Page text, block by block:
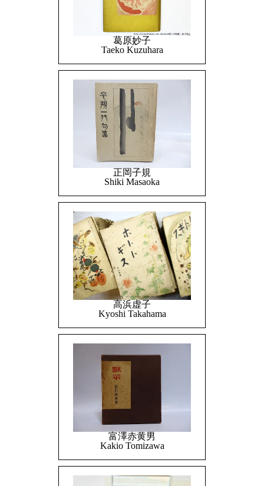
葛原妙子
Taeko Kuzuhara
正岡子規
Shiki Masaoka
高浜虚子
Kyoshi Takahama
富澤赤黄男
Kakio Tomizawa